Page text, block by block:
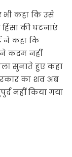
कहा कि उसे
की घटनाएं
ने कहा कि
कदम नहीं
सुनाते हुए कहा
का शव अब
नहीं किया गया